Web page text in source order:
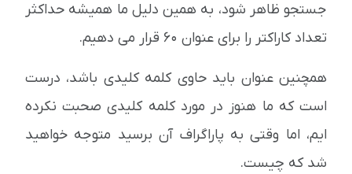
جستجو ظاهر شود، به همین دلیل ما همیشه حداکثر
تعداد کاراکتر را برای عنوان 60 قرار می دهیم.
همچنین عنوان باید حاوی کلمه کلیدی باشد، درست
است که ما هنوز در مورد کلمه کلیدی صحبت نکرده
ایم، اما وقتی به پاراگراف آن برسید متوجه خواهید
شد که چیست.